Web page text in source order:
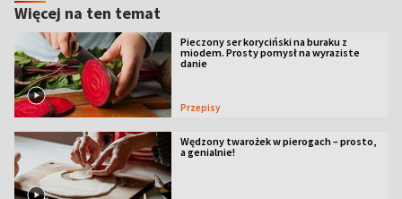
Więcej na ten temat
Pieczony ser koryciński na buraku z
miodem. Prosty pomysł na wyraziste
danie
Przepisy
Wędzony twarożek w pierogach – prosto,
a genialnie!